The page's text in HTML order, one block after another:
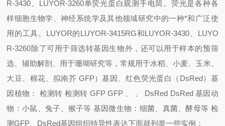
R-3430、LUYOR-3260单荧光蛋白观测手电筒。荧光是各种各
样细胞生物学、神经系统学及其他领域研究中的一种*和广泛使
用的工具。LUYOR的LUYOR-3415RG和LUYOR-3430、LUYO
R-3260除了可用于筛选转基因生物外，还可以用于样本的预筛
选、辅助解剖、用于珊瑚研究等，常规用于水稻、小麦、玉米、
大豆、棉花、拟南芥 GFP）基因、红色荧光蛋白（DsRed）基
因植物： 检测转 检测转 GFP GFP 、 、 DsRed DsRed 基因动
物：小鼠、兔子、猴子等 基因微生物：细菌、真菌、酵母等 检
测GFP、DsRed基因组织特异性表达下面就列举一些实例：